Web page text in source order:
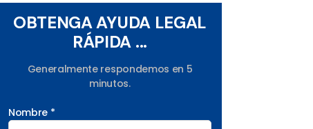
OBTENGA AYUDA LEGAL
RÁPIDA ...
Generalmente respondemos en 5
minutos.
Nombre *